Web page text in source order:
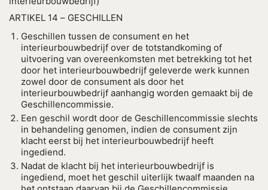
ARTIKEL 14 – GESCHILLEN
Geschillen tussen de consument en het
interieurbouwbedrijf over de totstandkoming of
uitvoering van overeenkomsten met betrekking tot het
door het interieurbouwbedrijf geleverde werk kunnen
zowel door de consument als door het
interieurbouwbedrijf aanhangig worden gemaakt bij de
Geschillencommissie.
Een geschil wordt door de Geschillencommissie slechts
in behandeling genomen, indien de consument zijn
klacht eerst bij het interieurbouwbedrijf heeft
ingediend.
Nadat de klacht bij het interieurbouwbedrijf is
ingediend, moet het geschil uiterlijk twaalf maanden na